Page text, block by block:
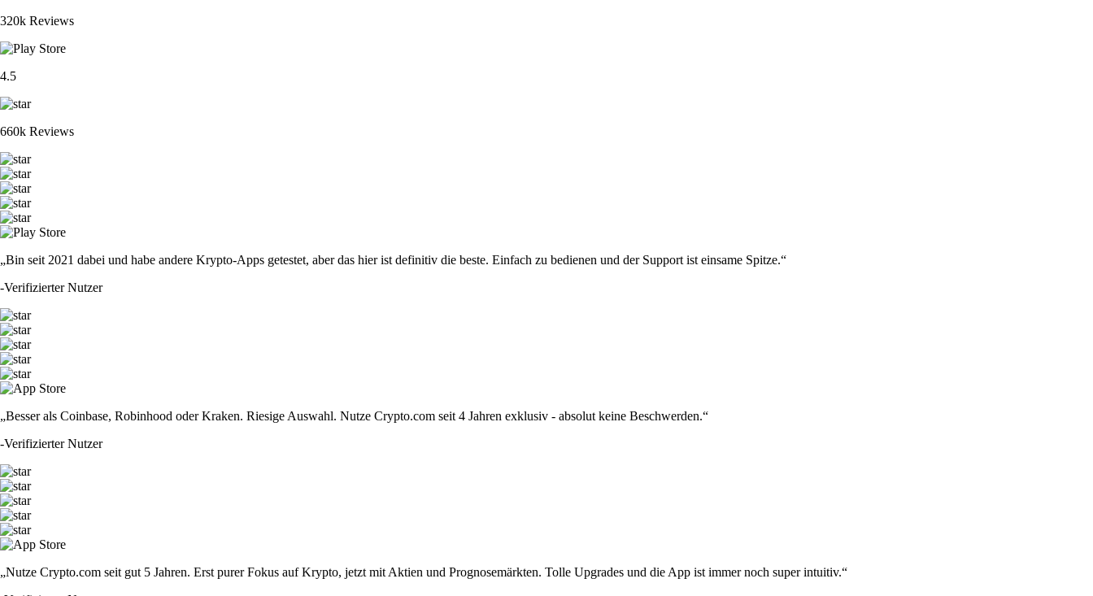
320k Reviews
4.5
660k Reviews
„Bin seit 2021 dabei und habe andere Krypto-Apps getestet, aber das hier ist definitiv die beste. Einfach zu bedienen und der Support ist einsame Spitze.“
-Verifizierter Nutzer
„Besser als Coinbase, Robinhood oder Kraken. Riesige Auswahl. Nutze Crypto.com seit 4 Jahren exklusiv - absolut keine Beschwerden.“
-Verifizierter Nutzer
„Nutze Crypto.com seit gut 5 Jahren. Erst purer Fokus auf Krypto, jetzt mit Aktien und Prognosemärkten. Tolle Upgrades und die App ist immer noch super intuitiv.“